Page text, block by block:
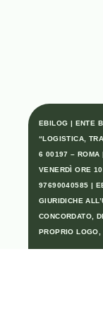
EBILOG | ENTE
“LOGISTICA,
6 00197 – ROMA
VENERDÌ ORE
97690040585 |
GIURIDICHE
CONCORDATO,
PROPRIO LOGO,